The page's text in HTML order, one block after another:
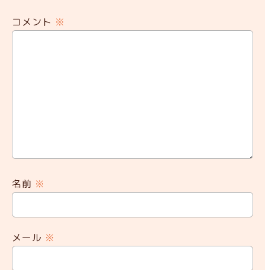
コメント ※
名前 ※
メール ※